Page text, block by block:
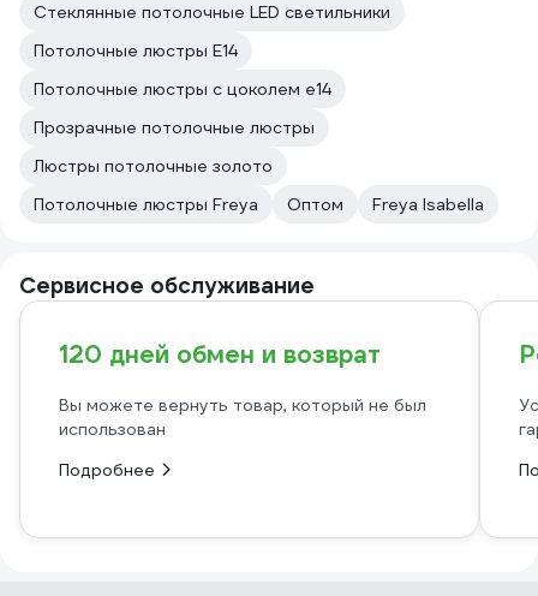
Стеклянные потолочные LED светильники
Потолочные люстры E14
Потолочные люстры с цоколем e14
Прозрачные потолочные люстры
Люстры потолочные золото
Потолочные люстры Freya
Оптом Freya Isabella
Сервисное обслуживание
120 дней обмен и возврат
Вы можете вернуть товар, который не был
использован
Подробнее